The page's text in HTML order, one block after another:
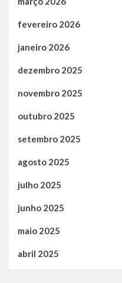
fevereiro 2026
janeiro 2026
dezembro 2025
novembro 2025
outubro 2025
setembro 2025
agosto 2025
julho 2025
junho 2025
maio 2025
abril 2025